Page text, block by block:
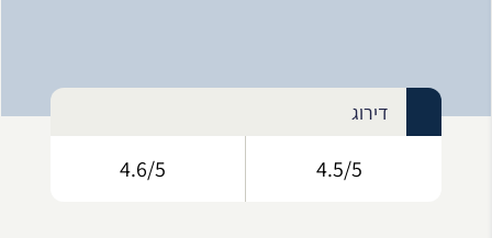
דירוג
4.5/5
4.6/5